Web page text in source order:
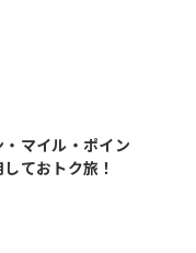
・マイル・ポイン
しておトク旅！